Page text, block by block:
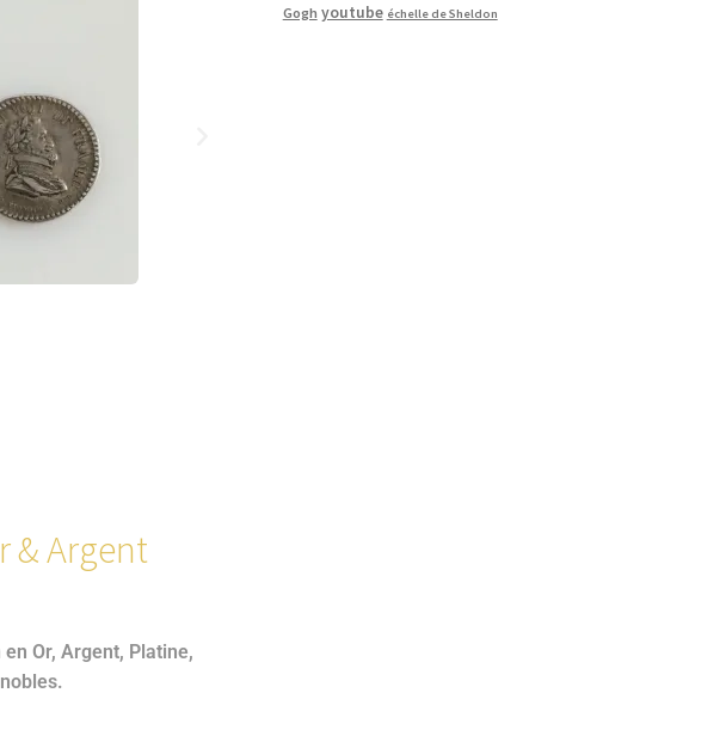
& Argent
Or, Argent, Platine,
Gogh youtube échelle de Sheldon